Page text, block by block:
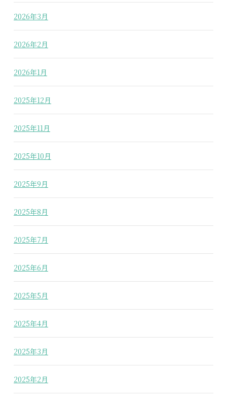
2026年3月
2026年2月
2026年1月
2025年12月
2025年11月
2025年10月
2025年9月
2025年8月
2025年7月
2025年6月
2025年5月
2025年4月
2025年3月
2025年2月